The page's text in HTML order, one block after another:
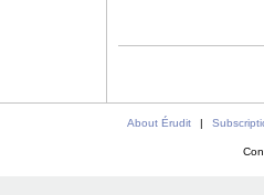
About Érudit |